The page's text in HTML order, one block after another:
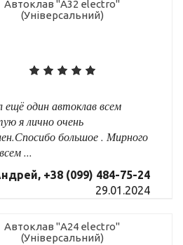
Автоклав "А32 electro"
(Універсальний)
ещё один автоклав всем
я лично очень
большое . Мирного
...
+38 (099) 484-75-24
29.01.2024
Автоклав "А24 electro"
(Універсальний)